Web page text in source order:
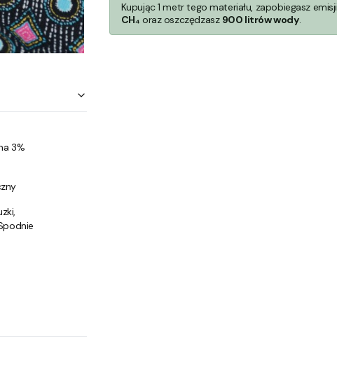
3%
Kupując 1 metr tego materiału, zapobiegasz emisji
CH₄ oraz oszczędzasz 900 litrów wody.